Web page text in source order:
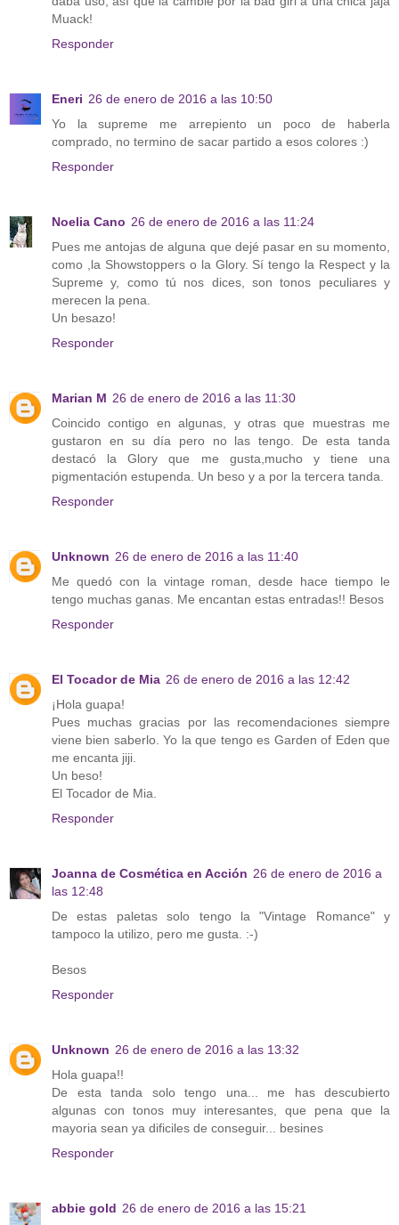
Muack!
Responder
Eneri 26 de enero de 2016 a las 10:50
Yo la supreme me arrepiento un poco de haberla
comprado, no termino de sacar partido a esos colores :)
Responder
Noelia Cano 26 de enero de 2016 a las 11:24
Pues me antojas de alguna que dejé pasar en su momento,
como ,la Showstoppers o la Glory. Sí tengo la Respect y la
Supreme y, como tú nos dices, son tonos peculiares y
merecen la pena.
Un besazo!
Responder
Marian M 26 de enero de 2016 a las 11:30
Coincido contigo en algunas, y otras que muestras me
gustaron en su día pero no las tengo. De esta tanda
destacó la Glory que me gusta,mucho y tiene una
pigmentación estupenda. Un beso y a por la tercera tanda.
Responder
Unknown 26 de enero de 2016 a las 11:40
Me quedó con la vintage roman, desde hace tiempo le
tengo muchas ganas. Me encantan estas entradas!! Besos
Responder
El Tocador de Mia 26 de enero de 2016 a las 12:42
¡Hola guapa!
Pues muchas gracias por las recomendaciones siempre
viene bien saberlo. Yo la que tengo es Garden of Eden que
me encanta jiji.
Un beso!
El Tocador de Mia.
Responder
Joanna de Cosmética en Acción 26 de enero de 2016 a
las 12:48
De estas paletas solo tengo la "Vintage Romance" y
tampoco la utilizo, pero me gusta. :-)
Besos
Responder
Unknown 26 de enero de 2016 a las 13:32
Hola guapa!!
De esta tanda solo tengo una... me has descubierto
algunas con tonos muy interesantes, que pena que la
mayoria sean ya dificiles de conseguir... besines
Responder
abbie gold 26 de enero de 2016 a las 15:21